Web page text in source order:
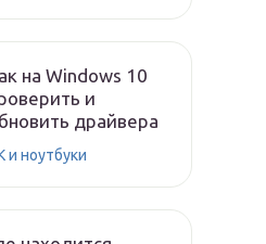
на Windows 10
и
драйвера
и ноутбуки